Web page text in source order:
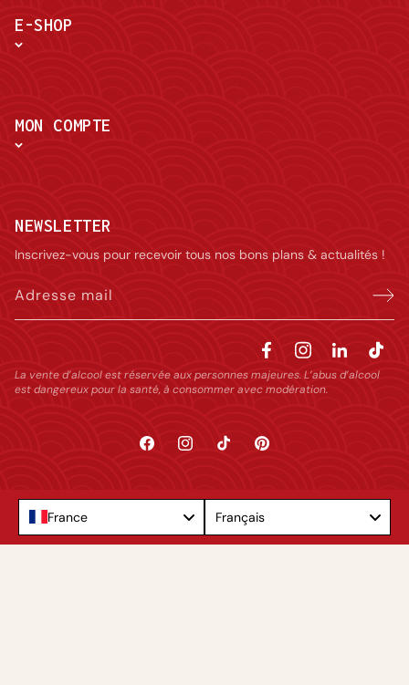
E-SHOP
MON COMPTE
NEWSLETTER
Inscrivez-vous pour recevoir tous nos bons plans & actualités !
Adresse mail
La vente d’alcool est réservée aux personnes majeures. L’abus d’alcool
est dangereux pour la santé, à consommer avec modération.
FacebookInstagramTikTok Pinterest
France Français